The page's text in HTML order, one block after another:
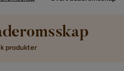
produkter